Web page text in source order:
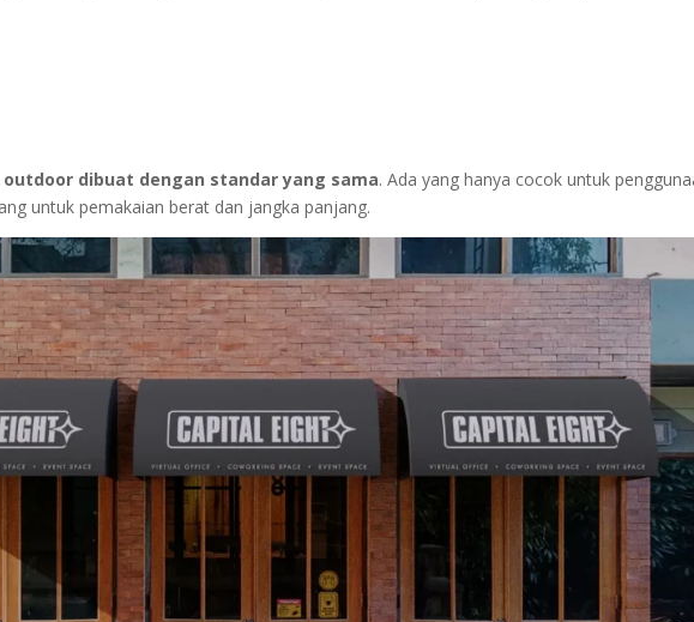
dibuat dengan standar yang sama. Ada yang hanya cocok untuk
untuk pemakaian berat dan jangka panjang.